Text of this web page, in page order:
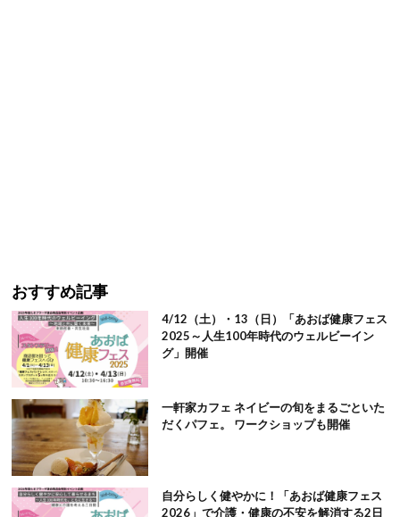
おすすめ記事
4/12（土）・13（日）「あおば健康フェス
2025～人生100年時代のウェルビーイン
グ」開催
一軒家カフェ ネイビーの旬をまるごといた
だくパフェ。 ワークショップも開催
自分らしく健やかに！「あおば健康フェス
2026」で介護・健康の不安を解消する2日